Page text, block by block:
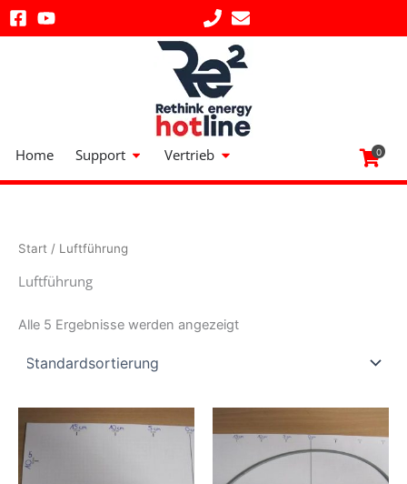
Zum
Inhalt
Home Support Öffne Support
Vertrieb Öffne Vertrieb 0
Start / Luftführung
Luftführung
Alle 5 Ergebnisse werden angezeigt